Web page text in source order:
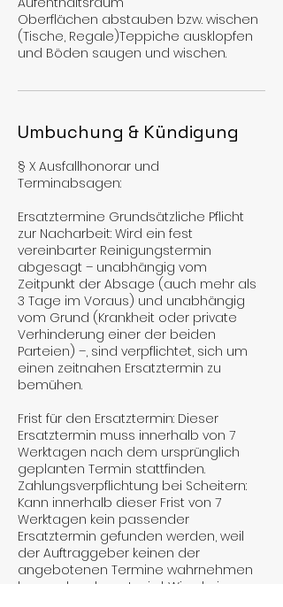
Oberflächen abstauben bzw. wischen
(Tische, Regale)Teppiche ausklopfen
und Böden saugen und wischen.
Umbuchung & Kündigung
§ X Ausfallhonorar und
Terminabsagen:
Ersatztermine Grundsätzliche Pflicht
zur Nacharbeit: Wird ein fest
vereinbarter Reinigungstermin
abgesagt – unabhängig vom
Zeitpunkt der Absage (auch mehr als
3 Tage im Voraus) und unabhängig
vom Grund (Krankheit oder private
Verhinderung einer der beiden
Parteien) –, sind verpflichtet, sich um
einen zeitnahen Ersatztermin zu
bemühen.
Frist für den Ersatztermin: Dieser
Ersatztermin muss innerhalb von 7
Werktagen nach dem ursprünglich
geplanten Termin stattfinden.
Zahlungsverpflichtung bei Scheitern:
Kann innerhalb dieser Frist von 7
Werktagen kein passender
Ersatztermin gefunden werden, weil
der Auftraggeber keinen der
angebotenen Termine wahrnehmen
kann oder absagt, wird. Wierd ein